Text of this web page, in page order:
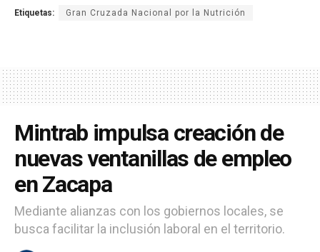
Etiquetas: Gran Cruzada Nacional por la Nutrición
Mintrab impulsa creación de
nuevas ventanillas de empleo
en Zacapa
Mediante alianzas con los gobiernos locales, se
busca facilitar la inclusión laboral en el territorio.